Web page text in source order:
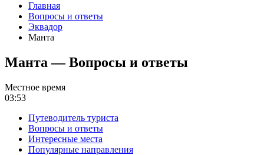
Главная
Вопросы и ответы
Эквадор
Манта
Манта — Вопросы и ответы
Местное время
03:53
Путеводитель туриста
Вопросы и ответы
Интересные места
Популярные направления